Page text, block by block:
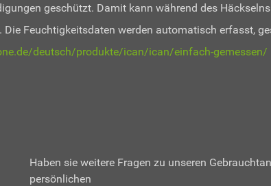
geschützt. Damit kann während des
Die Feuchtigkeitsdaten werden automatisch erfasst,
deutsch/produkte/ican/ican/einfach-gemessen/
Haben sie weitere Fragen zu unseren
persönlichen